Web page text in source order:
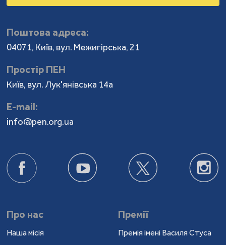
Поштова адреса:
04071, Київ, вул. Межигірська, 21
Простір ПЕН
Київ, вул. Лук'янівська 14а
Е-mail:
info@pen.org.ua
Про нас
Наша місія
Премії
Премія імені Василя Стуса